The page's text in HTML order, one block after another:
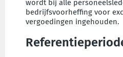
wordt bij alle
bedrijfsvoorheffing voor
vergoedingen ingehouden.